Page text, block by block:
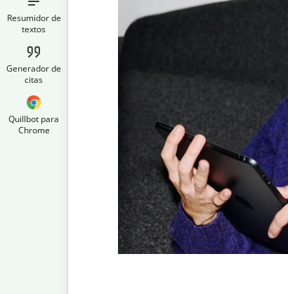
Resumidor de
textos
Generador de
citas
Quillbot para
Chrome